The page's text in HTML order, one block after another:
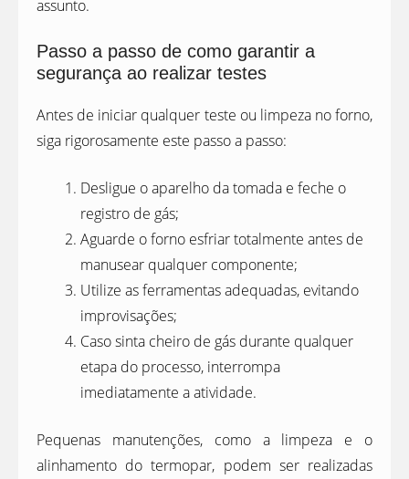
assunto.
Passo a passo de como garantir a
segurança ao realizar testes
Antes de iniciar qualquer teste ou limpeza no forno,
siga rigorosamente este passo a passo:
Desligue o aparelho da tomada e feche o
registro de gás;
Aguarde o forno esfriar totalmente antes de
manusear qualquer componente;
Utilize as ferramentas adequadas, evitando
improvisações;
Caso sinta cheiro de gás durante qualquer
etapa do processo, interrompa
imediatamente a atividade.
Pequenas manutenções, como a limpeza e o
alinhamento do termopar, podem ser realizadas